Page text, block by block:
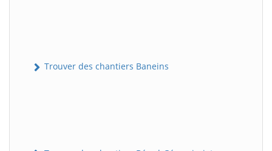
Trouver des chantiers Baneins